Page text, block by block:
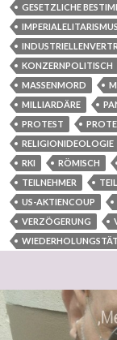
GESETZLICHE
IMPERIALELITARISMUS
KONZERNPOLITISCH
MASSENMORD
MILLIARDÄRE
PROTEST
RELIGIONIDEOLOGIE
RKI
RÖMISCH
TEILNEHMER
US-AKTIENCOUP
VERZÖGERUNG